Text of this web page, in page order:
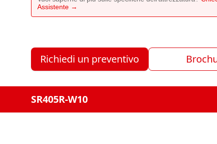
Assistente →
Richiedi un preventivo
SR405R-W10